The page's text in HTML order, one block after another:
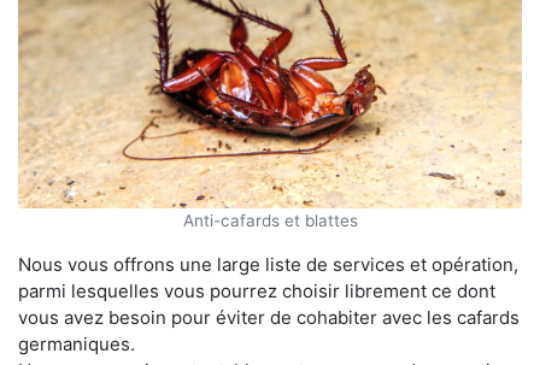
Anti-cafards et blattes
Nous vous offrons une large liste de services et opération,
parmi lesquelles vous pourrez choisir librement ce dont
vous avez besoin pour éviter de cohabiter avec les cafards
germaniques.